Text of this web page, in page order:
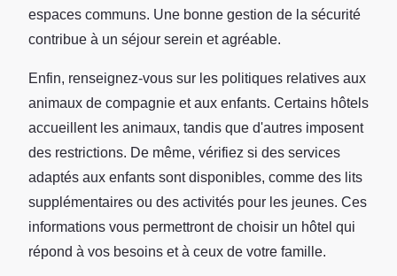
espaces communs. Une bonne gestion de la sécurité
contribue à un séjour serein et agréable.
Enfin, renseignez-vous sur les politiques relatives aux
animaux de compagnie et aux enfants. Certains hôtels
accueillent les animaux, tandis que d'autres imposent
des restrictions. De même, vérifiez si des services
adaptés aux enfants sont disponibles, comme des lits
supplémentaires ou des activités pour les jeunes. Ces
informations vous permettront de choisir un hôtel qui
répond à vos besoins et à ceux de votre famille.